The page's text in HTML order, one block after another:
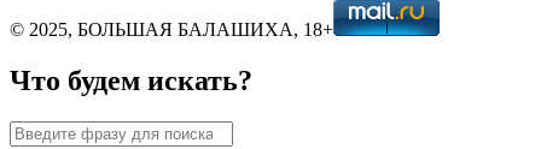
© 2025, БОЛЬШАЯ БАЛАШИХА, 18+
Что будем искать?